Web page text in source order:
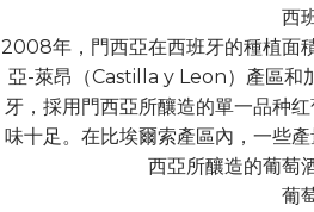
西
2008年，門西亞在西班牙的種植面
亞-萊昂（Castilla y Leon）產區和
牙，採用門西亞所釀造的單一品种
味十足。在比埃爾索產區內，一些
西亞所釀造的葡萄
葡